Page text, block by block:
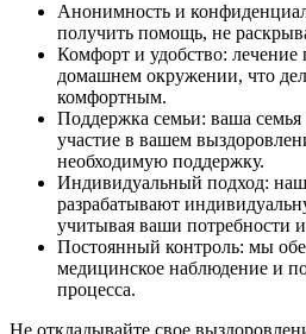
Анонимность и
получить помощь, не
Комфорт и удобство:
домашнем окружении, что
комфортным.
Поддержка семьи: ваша
участие в вашем
необходимую поддержку.
Индивидуальный подход:
разрабатывают
учитывая ваши потребности
Постоянный контроль: мы
медицинское наблюдение и
процесса.